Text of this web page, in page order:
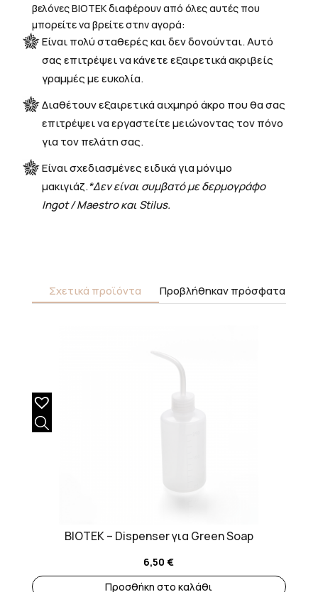
βελόνες BIOTEK διαφέρουν από όλες αυτές που
μπορείτε να βρείτε στην αγορά:
Είναι πολύ σταθερές και δεν δονούνται. Αυτό
σας επιτρέψει να κάνετε εξαιρετικά ακριβείς
γραμμές με ευκολία.
Διαθέτουν εξαιρετικά αιχμηρό άκρο που θα σας
επιτρέψει να εργαστείτε μειώνοντας τον πόνο
για τον πελάτη σας.
Είναι σχεδιασμένες ειδικά για μόνιμο
μακιγιάζ.*Δεν είναι συμβατό με δερμογράφο
Ingot / Maestro και Stilus.
Σχετικά προϊόντα Προβλήθηκαν πρόσφατα
BIOTEK – Dispenser για Green Soap
6,50€
Προσθήκη στο καλάθι